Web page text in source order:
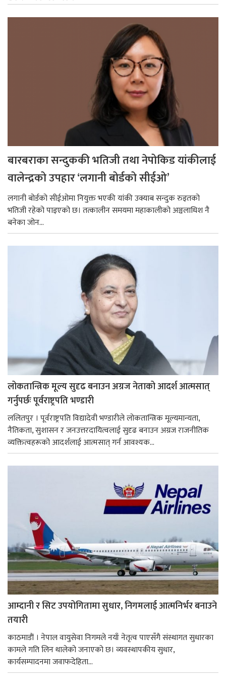
बारबराका सन्दुककी भतिजी तथा नेपोकिड यांकीलाई
वालेन्द्रको उपहार ‘लगानी बोर्डको सीईओ’
लगानी बोर्डको सीईओमा नियुक्त भएकी यांकी उक्याब सन्दुक रुइतको
भतिजी रहेको पाइएको छ। तत्कालीन समयमा महाकालीको अञ्चलाधिश नै
बनेका जोन...
लोकतान्त्रिक मूल्य सुदृढ बनाउन अग्रज नेताको आदर्श आत्मसात्
गर्नुपर्छः पूर्वराष्ट्रपति भण्डारी
ललितपुर । पूर्वराष्ट्रपति विद्यादेवी भण्डारीले लोकतान्त्रिक मूल्यमान्यता,
नैतिकता, सुशासन र जनउत्तरदायित्वलाई सुदृढ बनाउन अग्रज राजनीतिक
व्यक्तित्वहरूको आदर्शलाई आत्मसात् गर्न आवश्यक...
आम्दानी र सिट उपयोगितामा सुधार, निगमलाई आत्मनिर्भर बनाउने
तयारी
काठमाडाैं । नेपाल वायुसेवा निगमले नयाँ नेतृत्व पाएसँगै संस्थागत सुधारका
कामले गति लिन थालेको जनाएको छ। व्यवस्थापकीय सुधार,
कार्यसम्पादनमा जवाफदेहिता...